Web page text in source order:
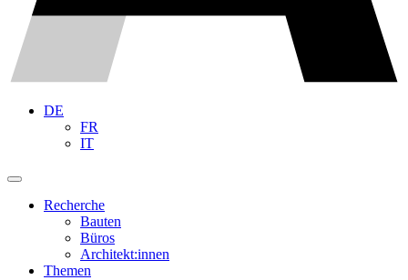
DE
FR
IT
Recherche
Bauten
Büros
Architekt:innen
Themen